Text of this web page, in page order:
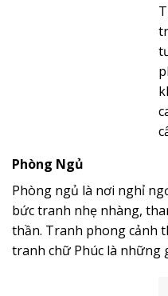
Phòng Ngủ
Phòng ngủ là nơi nghỉ
bức tranh nhẹ nhàng,
thần. Tranh phong cảnh
tranh chữ Phúc là những